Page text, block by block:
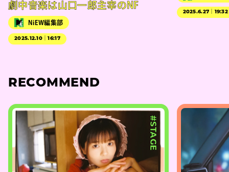
劇中音楽は山口一郎主宰のNF
NiEW編集部
2025.12.10｜16:17
2025.6.27｜19:32
RECOMMEND
#STAGE